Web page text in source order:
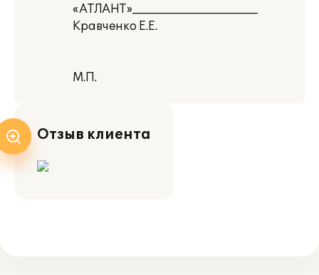
«АТЛАНТ»______________________
Кравченко Е.Е.
М.П.
Отзыв клиента